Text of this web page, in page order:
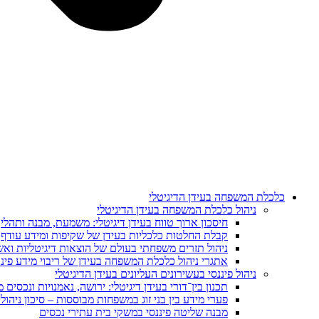
כלכלת המשפחה בעידן הדיגיטלי
ניהול כלכלת המשפחה בעידן הדיגיטלי
חיסכון ארוך טווח בעידן דיגיטלי: משמעת, מבנה
קבלת החלטות כלכליות בעידן של שקיפות ומידע עודף
ניהול תזרים משפחתי בעולם של הוצאות דיגיטליות
אתגרי ניהול כלכלת המשפחה בעידן של ריבוי מידע
ניהול פיננסי בעשירונים העליונים בעידן הדיגיטלי
תכנון בין־דורי בעידן דיגיטלי: ירושה, נאמנויות ונכסים
פערי מידע בין בני זוג במשפחות מבוססות – סיכון
מבנה שליטה פיננסי במשקי בית עתירי נכסים